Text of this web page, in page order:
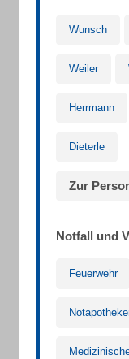
Wunsch
Weiler
Herrmann
Dieterle
Zur
Notfall und
Feuerwehr